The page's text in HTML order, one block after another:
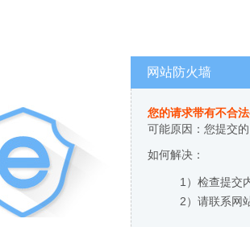
网站防火墙
您的请求带有不合
可能原因：您提交
如何解决：
1）检查提交
2）请联系网